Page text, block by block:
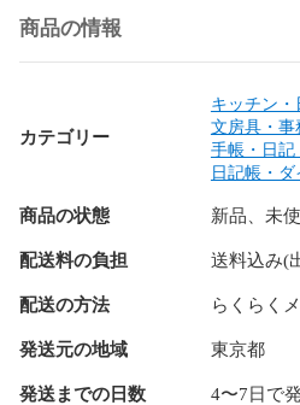
商品の情報
カテゴリー
キッチン
文房具・事
手帳・日記
日記帳・ダ
商品の状態 新品、未
配送料の負担 送料込み(
配送の方法 らくらく
発送元の地域 東京都
発送までの日数 4〜7日で